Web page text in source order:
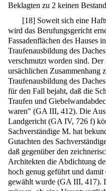
Beklagten zu 2 keinen
[18] Soweit sich eine
wird das Berufungsgericht
Fassadenflächen des Hauses
Traufenausbildung des
verschmutzt worden sind. Der
ursächlichen Zusammenhang
Traufenausbildung des
für den Fall bejaht, daß die
Traufen und
waren" (GA III, 412). Die
Landgericht (GA IV, 726 f)
Sachverständige M. hat
Gutachten des
daß gegenüber den
Architekten die Abdichtung
hoch genug geführt und
gewählt wurde (GA III, 417).